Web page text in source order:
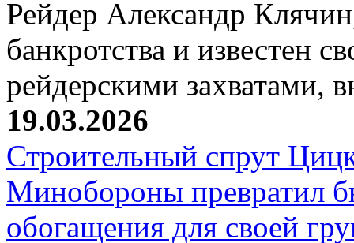
Рейдер Александр
банкротства и известен
рейдерскими захватами,
19.03.2026
Строительный спрут
Минобороны превратил
обогащения для своей